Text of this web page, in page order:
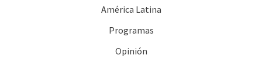
América Latina
Programas
Opinión